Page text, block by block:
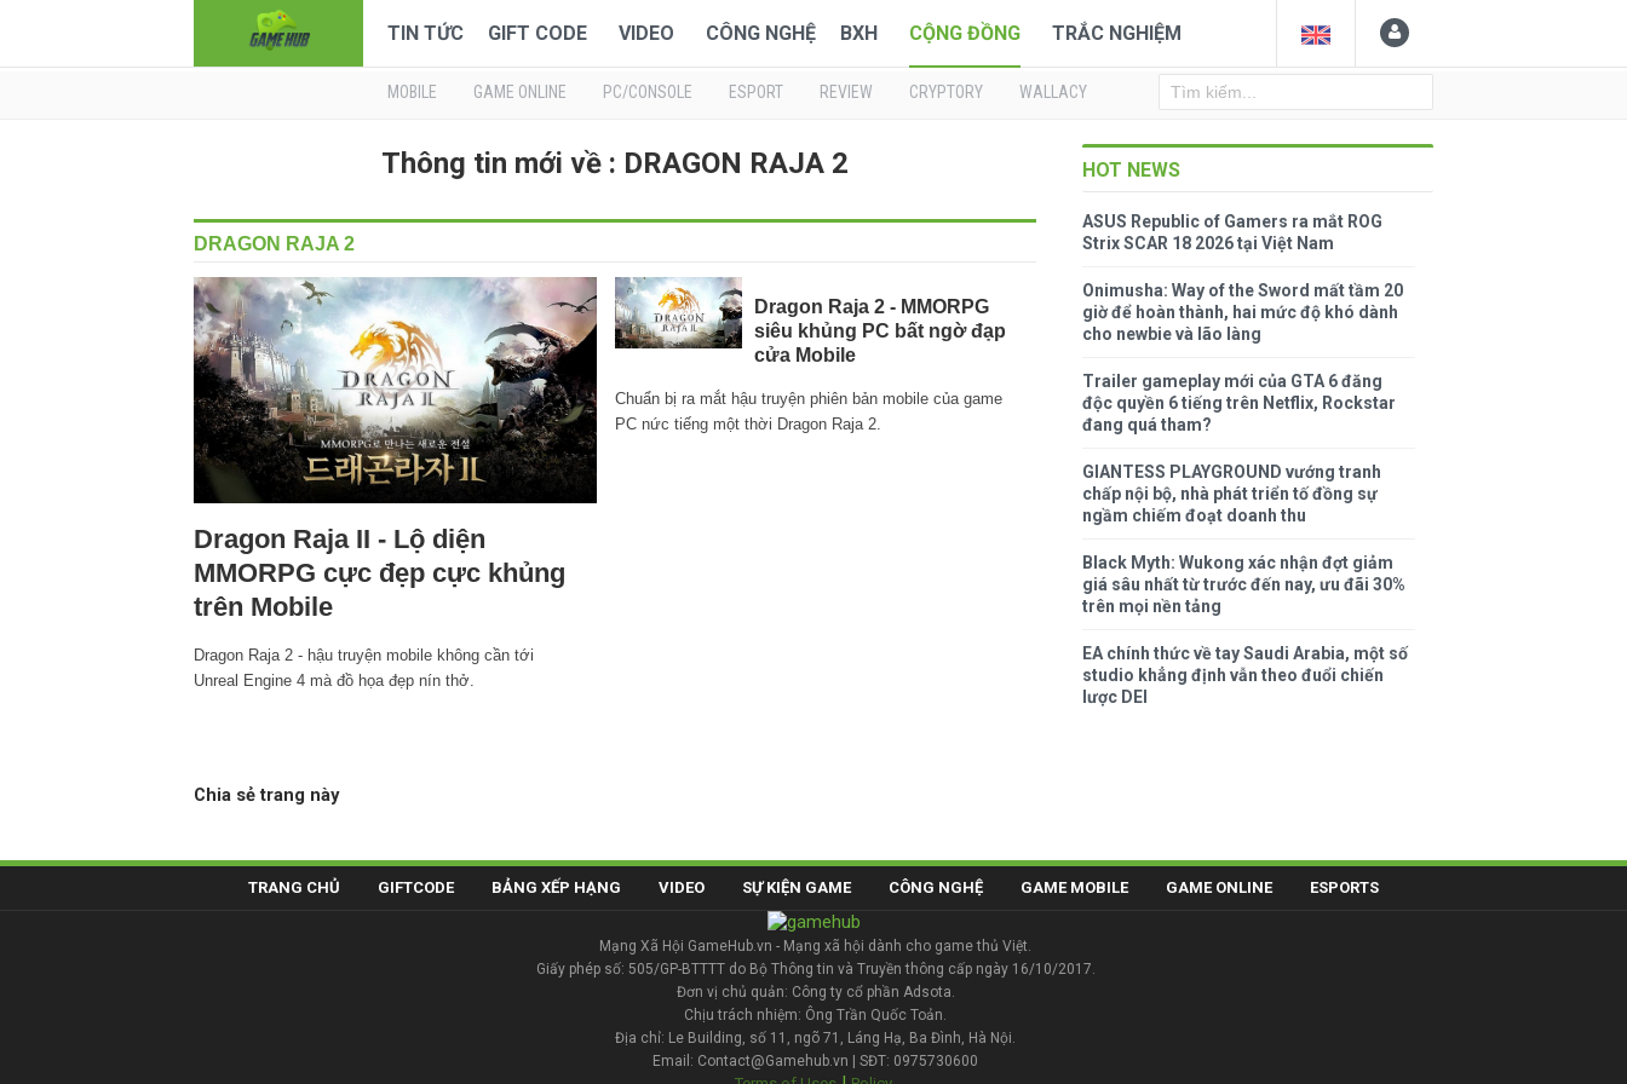
TIN TỨC GIFT CODE VIDEO CÔNG NGHỆ BXH CỘNG ĐỒNG TRẮC NGHIỆM
MOBILE GAME ONLINE PC/CONSOLE ESPORT REVIEW CRYPTORY WALLACY
Thông tin mới về : DRAGON RAJA 2
DRAGON RAJA 2
Dragon Raja II - Lộ diện
MMORPG cực đẹp cực khủng
trên Mobile
Dragon Raja 2 - hậu truyện mobile không cần tới
Unreal Engine 4 mà đồ họa đẹp nín thở.
Dragon Raja 2 - MMORPG
siêu khủng PC bất ngờ đạp
cửa Mobile
Chuẩn bị ra mắt hậu truyện phiên bản mobile của game
PC nức tiếng một thời Dragon Raja 2.
Chia sẻ trang này
HOT NEWS
ASUS Republic of Gamers ra mắt ROG
Strix SCAR 18 2026 tại Việt Nam
Onimusha: Way of the Sword mất tầm 20
giờ để hoàn thành, hai mức độ khó dành
cho newbie và lão làng
Trailer gameplay mới của GTA 6 đăng
độc quyền 6 tiếng trên Netflix, Rockstar
đang quá tham?
GIANTESS PLAYGROUND vướng tranh
chấp nội bộ, nhà phát triển tố đồng sự
ngầm chiếm đoạt doanh thu
Black Myth: Wukong xác nhận đợt giảm
giá sâu nhất từ trước đến nay, ưu đãi 30%
trên mọi nền tảng
EA chính thức về tay Saudi Arabia, một số
studio khẳng định vẫn theo đuổi chiến
lược DEI
TRANG CHỦ GIFTCODE BẢNG XẾP HẠNG VIDEO SỰ KIỆN GAME CÔNG NGHỆ GAME MOBILE GAME ONLINE ESPORTS
Mạng Xã Hội GameHub.vn - Mạng xã hội dành cho game thủ Việt.
Giấy phép số: 505/GP-BTTTT do Bộ Thông tin và Truyền thông cấp ngày 16/10/2017.
Đơn vị chủ quản: Công ty cổ phần Adsota.
Chịu trách nhiệm: Ông Trần Quốc Toản.
Địa chỉ: Le Building, số 11, ngõ 71, Láng Hạ, Ba Đình, Hà Nội.
Email: Contact@Gamehub.vn | SĐT: 0975730600